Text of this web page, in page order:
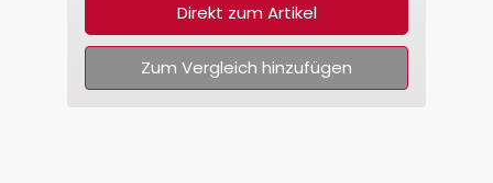
Direkt zum Artikel
Zum Vergleich hinzufügen